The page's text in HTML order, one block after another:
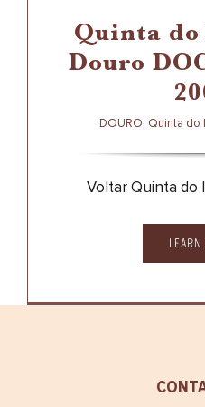
Quinta
Douro
DOURO, Quinta do
Voltar Quinta do